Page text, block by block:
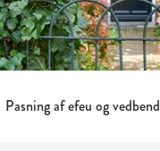
Pasning af efeu og vedbend